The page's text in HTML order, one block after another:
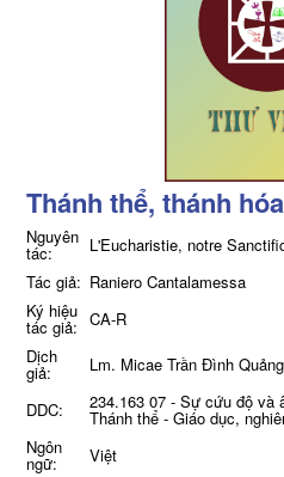
Thánh thể, thánh
Nguyên
tác:
L'Eucharistie, notre
Tác giả: Raniero Cantalamessa
Ký hiệu
tác giả: CA-R
Dịch
giả:
Lm. Micae Trần Đình Quảng
DDC:
234.163 07 - Sự cứu độ và
Thánh thể - Giáo dục,
Ngôn
ngữ:
Việt